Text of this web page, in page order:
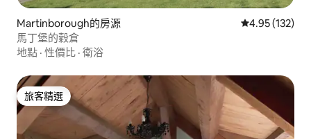
Martinborough的房源 從 132 則評價
4.95 (132)
馬丁堡的穀倉
地點 · 性價比 · 衛浴
旅客精選
旅客精選